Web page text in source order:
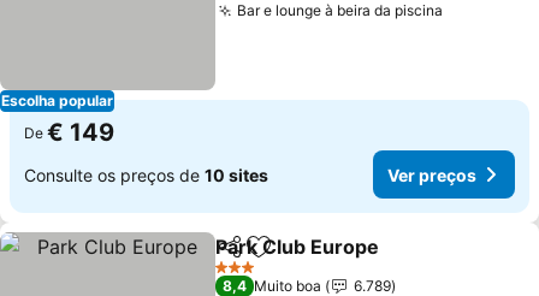
Escolha popular
Bar e lounge à beira da piscina
De € 149
Consulte os preços de 10 sites Ver preços
PartilharAdicionar aos favoritos
Park Club Europe
3 Estrelas
8,4 Muito boa
6.789